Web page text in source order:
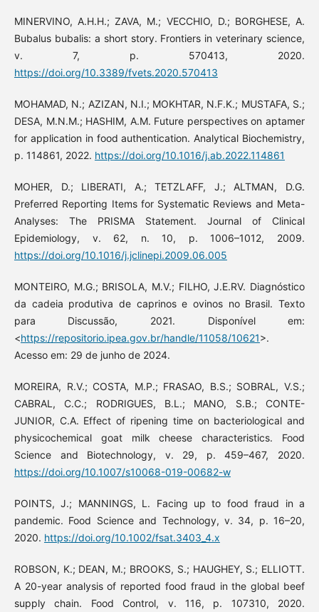
MINERVINO, A.H.H.; ZAVA, M.; VECCHIO, D.; BORGHESE, A.
Bubalus bubalis: a short story. Frontiers in veterinary science,
v. 7, p. 570413, 2020.
https://doi.org/10.3389/fvets.2020.570413
MOHAMAD, N.; AZIZAN, N.I.; MOKHTAR, N.F.K.; MUSTAFA, S.;
DESA, M.N.M.; HASHIM, A.M. Future perspectives on aptamer
for application in food authentication. Analytical Biochemistry,
p. 114861, 2022. https://doi.org/10.1016/j.ab.2022.114861
MOHER, D.; LIBERATI, A.; TETZLAFF, J.; ALTMAN, D.G.
Preferred Reporting Items for Systematic Reviews and Meta-
Analyses: The PRISMA Statement. Journal of Clinical
Epidemiology, v. 62, n. 10, p. 1006–1012, 2009.
https://doi.org/10.1016/j.jclinepi.2009.06.005
MONTEIRO, M.G.; BRISOLA, M.V.; FILHO, J.E.RV. Diagnóstico
da cadeia produtiva de caprinos e ovinos no Brasil. Texto
para Discussão, 2021. Disponível em:
<https://repositorio.ipea.gov.br/handle/11058/10621>.
Acesso em: 29 de junho de 2024.
MOREIRA, R.V.; COSTA, M.P.; FRASAO, B.S.; SOBRAL, V.S.;
CABRAL, C.C.; RODRIGUES, B.L.; MANO, S.B.; CONTE-
JUNIOR, C.A. Effect of ripening time on bacteriological and
physicochemical goat milk cheese characteristics. Food
Science and Biotechnology, v. 29, p. 459–467, 2020.
https://doi.org/10.1007/s10068-019-00682-w
POINTS, J.; MANNINGS, L. Facing up to food fraud in a
pandemic. Food Science and Technology, v. 34, p. 16–20,
2020. https://doi.org/10.1002/fsat.3403_4.x
ROBSON, K.; DEAN, M.; BROOKS, S.; HAUGHEY, S.; ELLIOTT.
A 20-year analysis of reported food fraud in the global beef
supply chain. Food Control, v. 116, p. 107310, 2020.